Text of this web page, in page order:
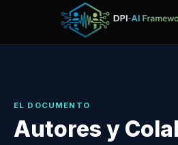
EL DOCUMENTO
Autores y